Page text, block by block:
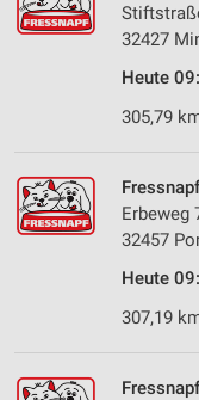
32427
Heute
305,79
Erbeweg
32457
Heute
307,19